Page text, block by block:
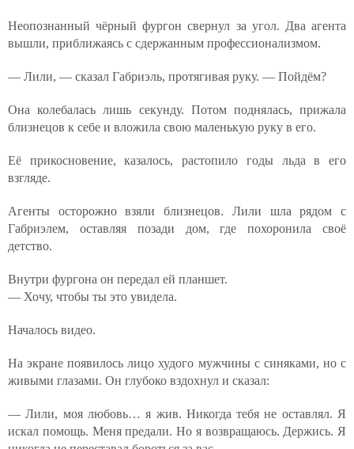
Неопознанный чёрный фургон свернул за угол. Два агента
вышли, приближаясь с сдержанным профессионализмом.
— Лили, — сказал Габриэль, протягивая руку. — Пойдём?
Она колебалась лишь секунду. Потом поднялась, прижала
близнецов к себе и вложила свою маленькую руку в его.
Её прикосновение, казалось, растопило годы льда в его
взгляде.
Агенты осторожно взяли близнецов. Лили шла рядом с
Габриэлем, оставляя позади дом, где похоронила своё
детство.
Внутри фургона он передал ей планшет.
— Хочу, чтобы ты это увидела.
Началось видео.
На экране появилось лицо худого мужчины с синяками, но с
живыми глазами. Он глубоко вздохнул и сказал:
— Лили, моя любовь… я жив. Никогда тебя не оставлял. Я
искал помощь. Меня предали. Но я возвращаюсь. Держись. Я